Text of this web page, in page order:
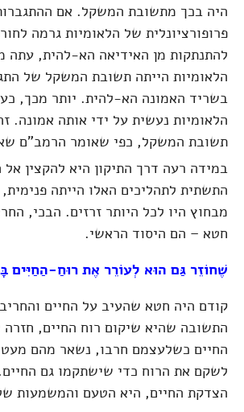
היה בכך מתשובת המשקל. אם ההתגברות
פרופורציונלית של הלאומיות גרמה
להתנתקות מן האידיאה הא-להית, עתה
הלאומיות הייתה תשובת המשקל של
בשריד האמונה הא-להית. יותר מכך, כעת
הלאומיות נעשית על ידי אותה אמונה. זהו
תשובת המשקל, כפי שאומר הרמב"ם
במידה רעה דרך התיקון היא להקצין אל
התשתית לתהליכים האלו הייתה פנימית,
מבחוץ היו לכל היותר זרזים. הבכי,
חטא – הם היסוד הראשי.
שֶׁחוֹזֵר גַּם הוּא לְעוֹרֵר אֶת רוּחַ-הַחַיִּים
קודם היה חטא שהעיב על החיים והחריב
התשובה שהיא שיקום רוח החיים, חזרה
החיים כשלעצמם חרבו, נשאר מהם מעט
לשקם את הרוח כדי שישתקמו גם החיים.
הצדקת החיים, היא הטעם והמשמעות של